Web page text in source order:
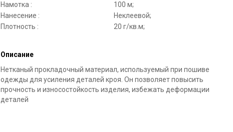
Намотка :
100 м;
Нанесение :
Неклеевой;
Плотность :
20 г/кв.м;
Описание
Нетканый прокладочный материал, используемый при пошиве
одежды для усиления деталей кроя. Он позволяет повысить
прочность и износостойкость изделия, избежать деформации
деталей